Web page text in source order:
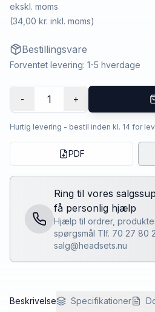
ekskl. moms
(34,00 kr. inkl. moms)
Bestillingsvare
Forventet levering: 1-5 hverdage
- 1 +
Hurtig levering - bestil inden kl. 14 for
PDF
Ring til vores
få personlig hjælp
Hjælp til ordrer,
spørgsmål Tlf. 70 27 80
salg@headsets.nu
Beskrivelse Specifikationer